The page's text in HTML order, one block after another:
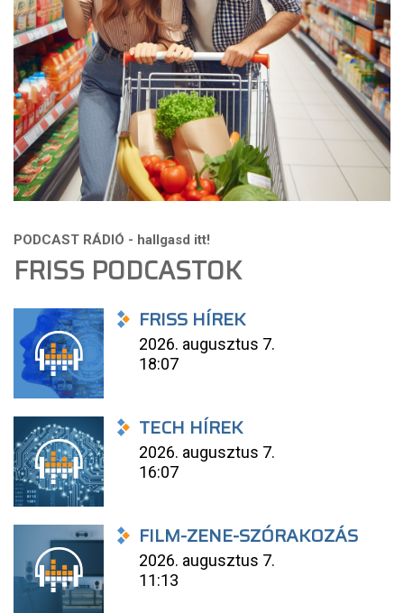
FRISS PODCASTOK
FRISS HÍREK
2026. augusztus 7.
18:07
TECH HÍREK
2026. augusztus 7.
16:07
FILM-ZENE-SZÓRAKOZÁS
2026. augusztus 7.
11:13